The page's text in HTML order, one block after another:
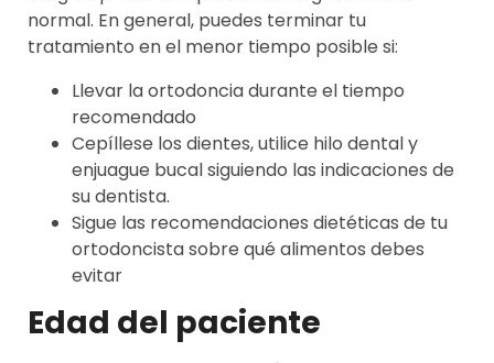
normal. En general, puedes terminar tu
tratamiento en el menor tiempo posible si:
Llevar la ortodoncia durante el tiempo
recomendado
Cepíllese los dientes, utilice hilo dental y
enjuague bucal siguiendo las indicaciones de
su dentista.
Sigue las recomendaciones dietéticas de tu
ortodoncista sobre qué alimentos debes
evitar
Edad del paciente